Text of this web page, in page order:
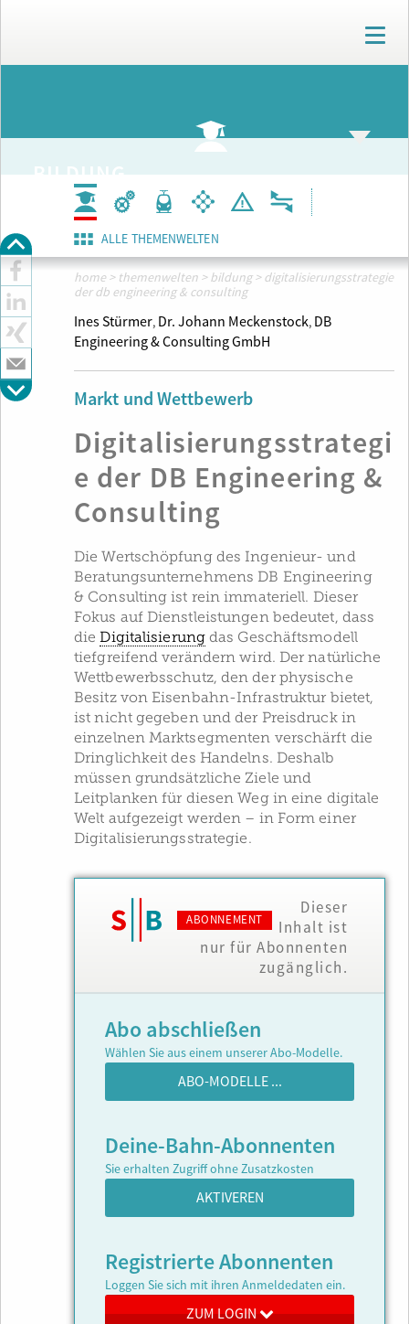
T
o
g
n
v
i
o
BILDUNG
ALLE THEMENWELTEN
home > themenwelten >bildung >digitalisierungsstrategie
der db engineering & consulting
Ines Stürmer, Dr. Johann Meckenstock, DB
Engineering & Consulting GmbH
Markt und Wettbewerb
Digitalisierungsstrategi
e der DB Engineering &
Consulting
Die Wertschöpfung des Ingenieur- und
Beratungsunternehmens DB Engineering
& Consulting ist rein immateriell. Dieser
Fokus auf Dienstleistungen bedeutet, dass
dieDigitalisierungdas Geschäftsmodell
tiefgreifend verändern wird. Der natürliche
Wettbewerbsschutz, den der physische
Besitz von Eisenbahn-Infrastruktur bietet,
ist nicht gegeben und der Preisdruck in
einzelnen Marktsegmenten verschärft die
Dringlichkeit des Handelns. Deshalb
müssen grundsätzliche Ziele und
Leitplanken für diesen Weg in eine digitale
Welt aufgezeigt werden – in Form einer
Digitalisierungsstrategie.
ABONNEMENT
Dieser
Inhalt ist
nur für Abonnenten
zugänglich.
Abo abschließen
Wählen Sie aus einem unserer Abo-Modelle.
ABO-MODELLE ...
Deine-Bahn-Abonnenten
Sie erhalten Zugriff ohne Zusatzkosten
AKTIVEREN
Registrierte Abonnenten
Loggen Sie sich mit ihren Anmeldedaten ein.
ZUM LOGIN